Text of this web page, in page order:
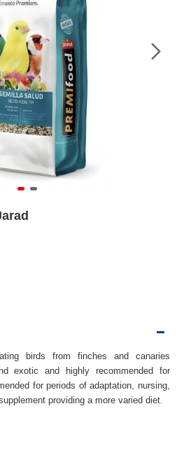
birds from finches and
canaries
exotic and
highly recommended for
for periods of adaptation, nursing,
providing a more varied diet.